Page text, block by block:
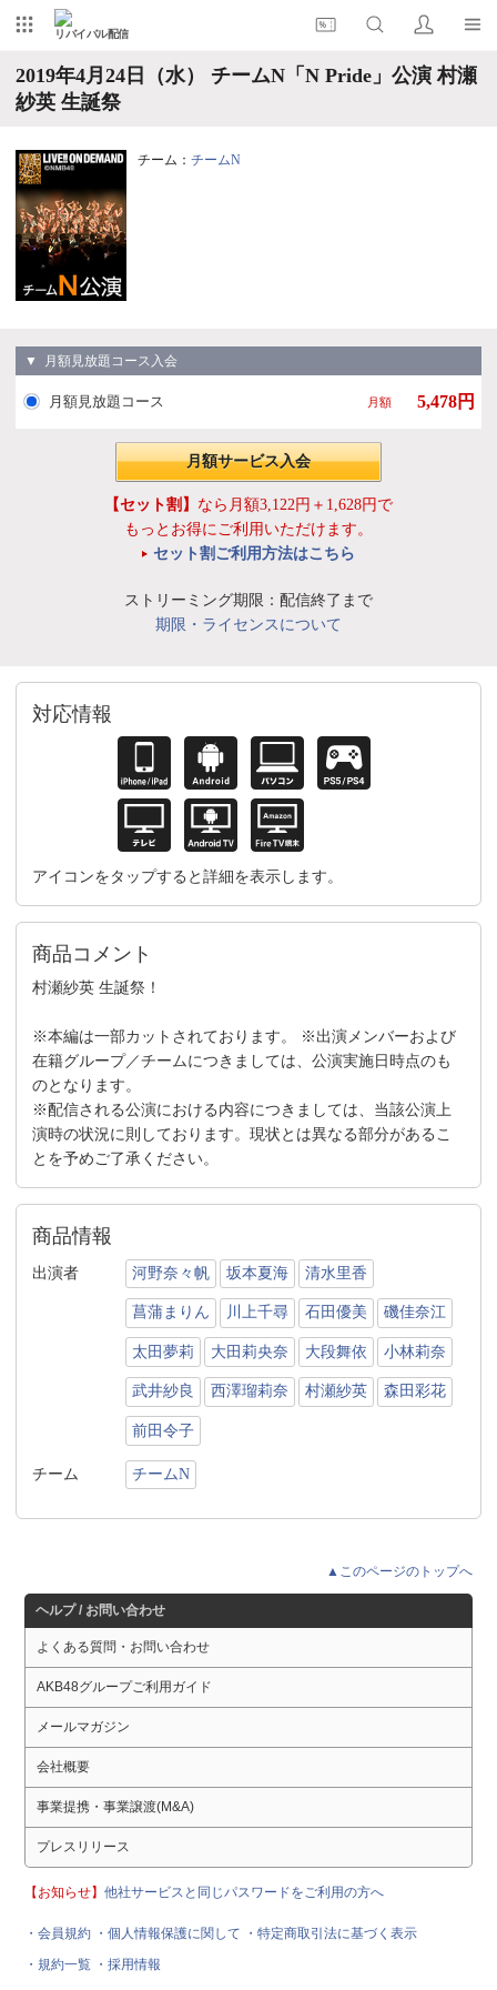
リバイバル配信
2019年4月24日（水） チームN「N Pride」公演 村瀬
紗英 生誕祭
チーム： チームN
▼ 月額見放題コース入会
月額見放題コース 月額 5,478円
月額サービス入会
【セット割】 なら月額3,122円＋1,628円で
もっとお得にご利用いただけます。
セット割ご利用方法はこちら
ストリーミング期限：配信終了まで
期限・ライセンスについて
対応情報
アイコンをタップすると詳細を表示します。
商品コメント
村瀬紗英 生誕祭！
※本編は一部カットされております。 ※出演メンバーおよび
在籍グループ／チームにつきましては、公演実施日時点のも
のとなります。
※配信される公演における内容につきましては、当該公演上
演時の状況に則しております。現状とは異なる部分があるこ
とを予めご了承ください。
商品情報
出演者 河野奈々帆 坂本夏海 清水里香
菖蒲まりん 川上千尋 石田優美 磯佳奈江
太田夢莉 大田莉央奈 大段舞依 小林莉奈
武井紗良 西澤瑠莉奈 村瀬紗英 森田彩花
前田令子
チーム チームN
▲このページのトップへ
ヘルプ / お問い合わせ
よくある質問・お問い合わせ
AKB48グループご利用ガイド
メールマガジン
会社概要
事業提携・事業譲渡(M&A)
プレスリリース
【お知らせ】他社サービスと同じパスワードをご利用の方へ
・会員規約 ・個人情報保護に関して
・特定商取引法に基づく表示
・規約一覧 ・採用情報